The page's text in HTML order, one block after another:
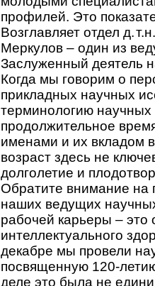
профилей. Это
Возглавляет отдел д.
Меркулов – один из
Заслуженный деятель
Когда мы говорим о
прикладных научных
терминологию
продолжительное
именами и их вкладом
возраст здесь не
долголетие и
Обратите внимание на
наших ведущих
рабочей карьеры – это
интеллектуального
декабре мы провели
посвященную 120-
деле это была не